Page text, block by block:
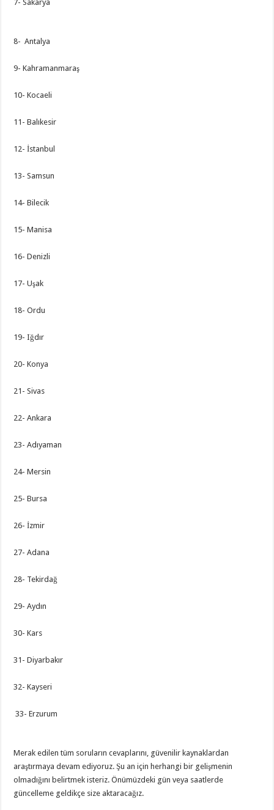
7- Sakarya
8- Antalya
9- Kahramanmaraş
10- Kocaeli
11- Balıkesir
12- İstanbul
13- Samsun
14- Bilecik
15- Manisa
16- Denizli
17- Uşak
18- Ordu
19- Iğdır
20- Konya
21- Sivas
22- Ankara
23- Adıyaman
24- Mersin
25- Bursa
26- İzmir
27- Adana
28- Tekirdağ
29- Aydın
30- Kars
31- Diyarbakır
32- Kayseri
33- Erzurum
Merak edilen tüm soruların cevaplarını, güvenilir kaynaklardan
araştırmaya devam ediyoruz. Şu an için herhangi bir gelişmenin
olmadığını belirtmek isteriz. Önümüzdeki gün veya saatlerde
güncelleme geldikçe size aktaracağız.